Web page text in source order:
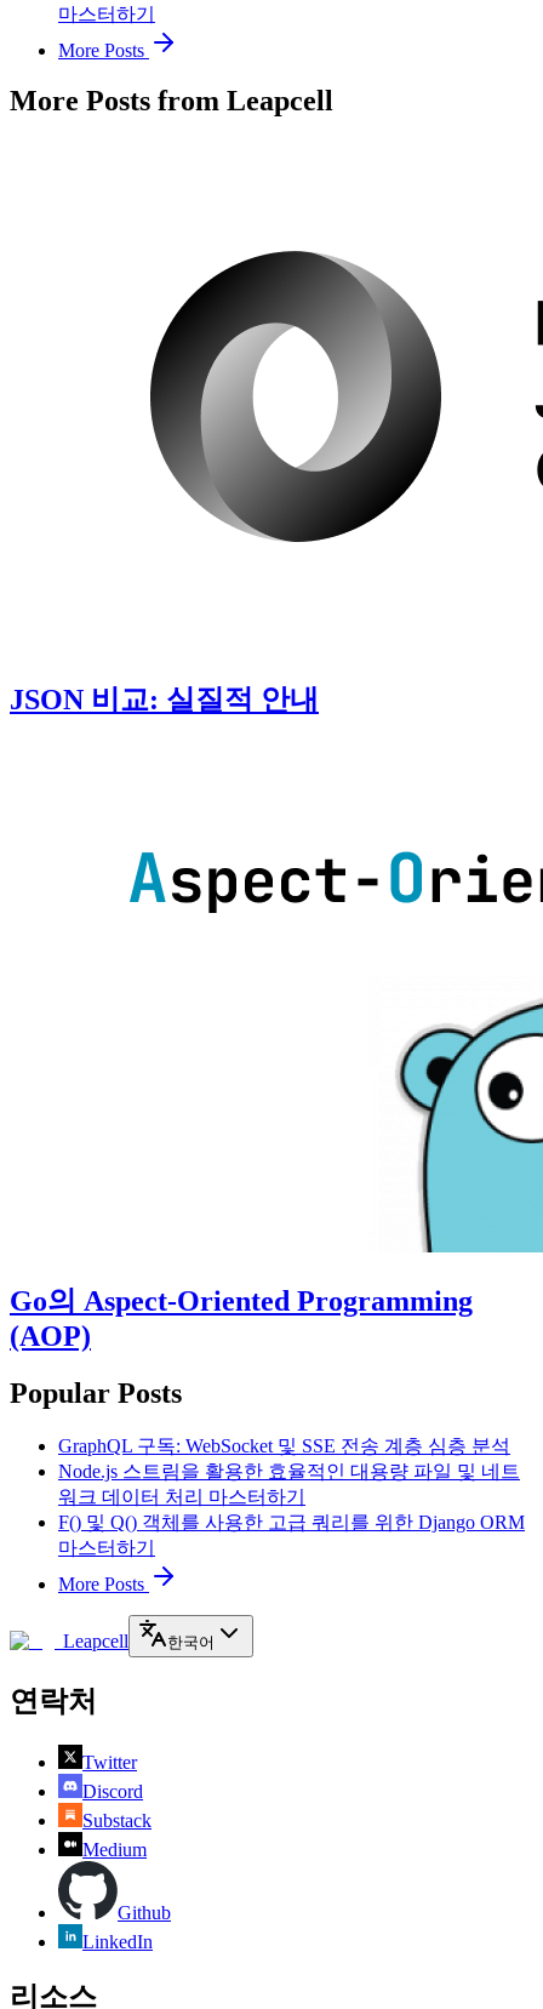
마스터하기
More Posts
More Posts from Leapcell
JSON 비교: 실질적 안내
Go의 Aspect-Oriented Programming
(AOP)
Popular Posts
GraphQL 구독: WebSocket 및 SSE 전송 계층 심층 분석
Node.js 스트림을 활용한 효율적인 대용량 파일 및 네트
워크 데이터 처리 마스터하기
F() 및 Q() 객체를 사용한 고급 쿼리를 위한 Django ORM
마스터하기
More Posts
Leapcell 한국어
연락처
Twitter
Discord
Substack
Medium
Github
LinkedIn
리소스